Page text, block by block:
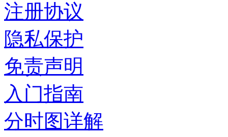
注册协议
隐私保护
免责声明
入门指南
分时图详解